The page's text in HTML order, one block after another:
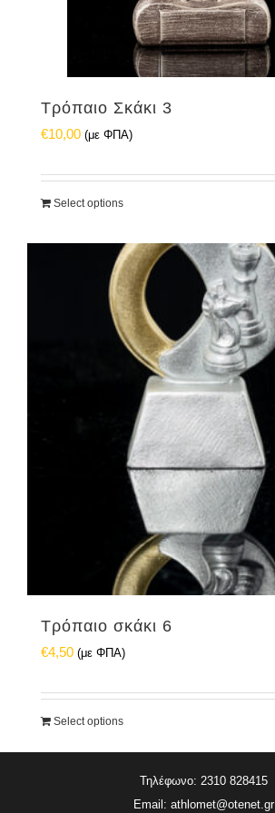
Τρόπαιο Σκάκι 3
€10,00 (με ΦΠΑ)
Select options
Τρόπαιο σκάκι 6
€4,50 (με ΦΠΑ)
Select options
Τηλέφωνο: 2310 828415
Email: athlomet@otenet.gr